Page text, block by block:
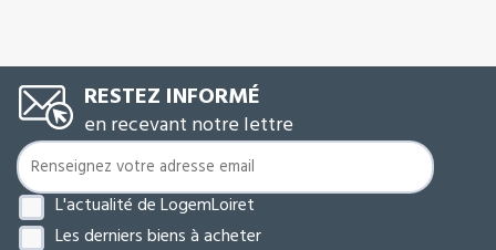
RESTEZ INFORMÉ
en recevant notre lettre
L'actualité de LogemLoiret
Les derniers biens à acheter